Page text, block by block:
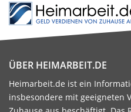
ÜBER HEIMARBEIT.DE
Heimarbeit.de ist ein
insbesondere mit geeigneten